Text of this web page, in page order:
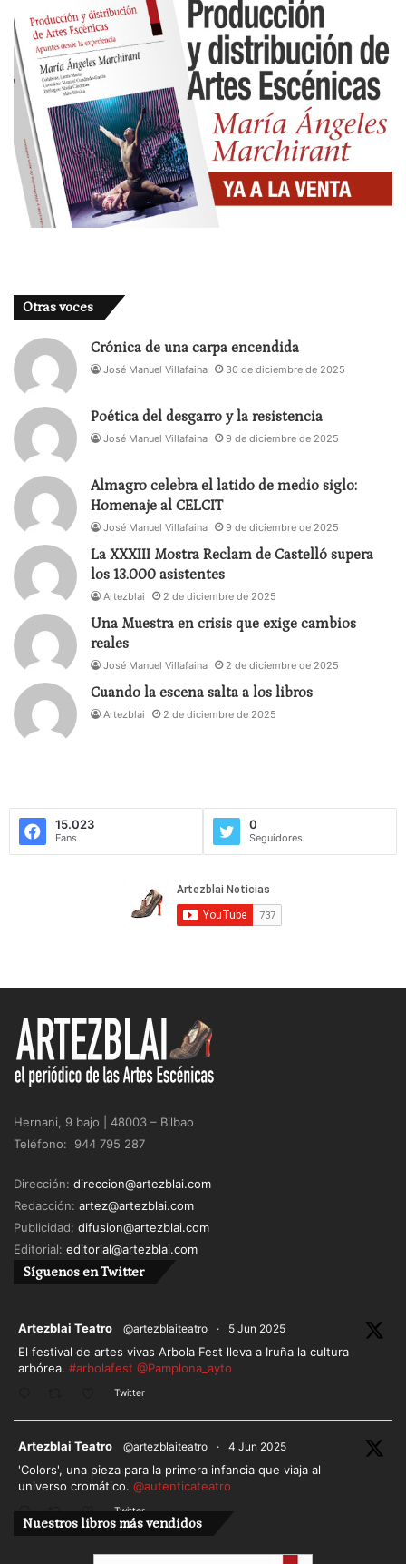
Otras voces
Crónica de una carpa encendida
José Manuel Villafaina 30 de diciembre de 2025
Poética del desgarro y la resistencia
José Manuel Villafaina 9 de diciembre de 2025
Almagro celebra el latido de medio siglo:
Homenaje al CELCIT
José Manuel Villafaina 9 de diciembre de 2025
La XXXIII Mostra Reclam de Castelló supera
los 13.000 asistentes
Artezblai 2 de diciembre de 2025
Una Muestra en crisis que exige cambios
reales
José Manuel Villafaina 2 de diciembre de 2025
Cuando la escena salta a los libros
Artezblai 2 de diciembre de 2025
15.023
Fans
0
Seguidores
Hernani, 9 bajo | 48003 – Bilbao
Teléfono: 944 795 287
Dirección: direccion@artezblai.com
Redacción: artez@artezblai.com
Publicidad: difusion@artezblai.com
Editorial: editorial@artezblai.com
Síguenos en Twitter
Artezblai Teatro @artezblaiteatro · 5 Jun 2025
El festival de artes vivas Arbola Fest lleva a Iruña la cultura
arbórea. #arbolafest @Pamplona_ayto
Twitter
Artezblai Teatro @artezblaiteatro · 4 Jun 2025
'Colors', una pieza para la primera infancia que viaja al
universo cromático. @autenticateatro
Twitter
Cargar más
Nuestros libros más vendidos